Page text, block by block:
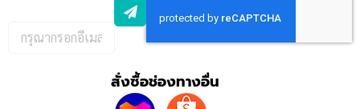
กรอก
สั่งซื้อช่องทางอื่น